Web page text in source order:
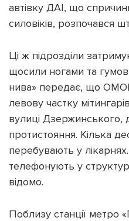
автівку ДАІ, що
силовіків, розпочався
Ці ж підрозділи
щосили ногами та
нива» передає, що
левову частку
вулиці Дзержинського,
протистояння. Кілька
перебувають у
телефонують у
відомо.
Поблизу станції метро